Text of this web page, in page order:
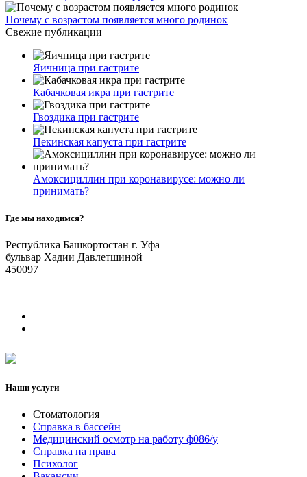
Почему с возрастом появляется много родинок
Свежие публикации
Яичница при гастрите
Кабачковая икра при гастрите
Гвоздика при гастрите
Пекинская капуста при гастрите
Амоксициллин при коронавирусе: можно ли
принимать?
Где мы находимся?
Республика Башкортостан г. Уфа
бульвар Хадии Давлетшиной
450097
Наши услуги
Стоматология
Справка в бассейн
Медицинский осмотр на работу ф086/у
Справка на права
Психолог